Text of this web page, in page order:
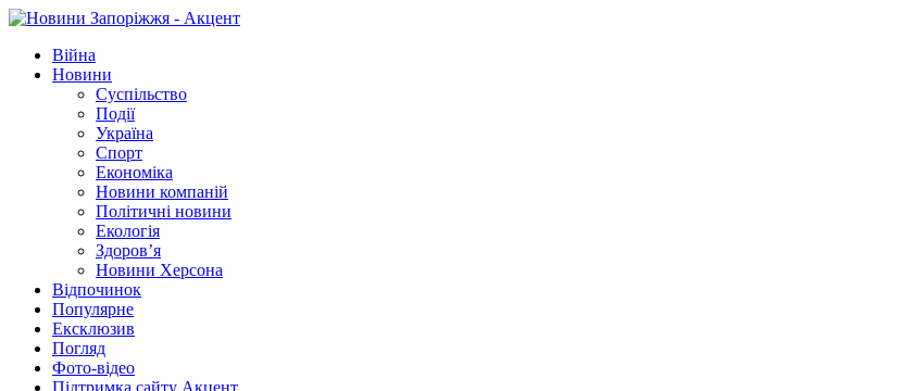
Війна
Новини
Суспільство
Події
Україна
Спорт
Економіка
Новини компаній
Політичні новини
Екологія
Здоров’я
Новини Херсона
Відпочинок
Популярне
Ексклюзив
Погляд
Фото-відео
Підтримка сайту Акцент